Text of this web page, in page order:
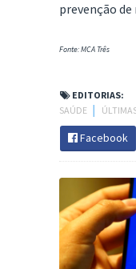
prevenção de
Fonte: MCA Três
EDITORIAS:
SAÚDE
Facebook